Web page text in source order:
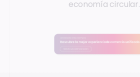
economía circular.